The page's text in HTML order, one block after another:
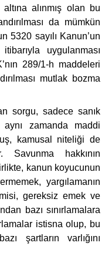
alınmış olan bu
da mümkün
5320 sayılı Kanun’un
uygulanması
289/1-h maddeleri
mutlak bozma
sorgu, sadece sanık
zamanda maddi
kamusal niteliği de
Savunma hakkının
kanun koyucunun
yargılamanın
gereksiz emek ve
bazı sınırlamalara
istisna olup, bu
şartların varlığını